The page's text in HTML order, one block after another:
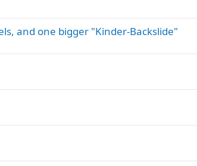
and one bigger "Kinder-Backslide"